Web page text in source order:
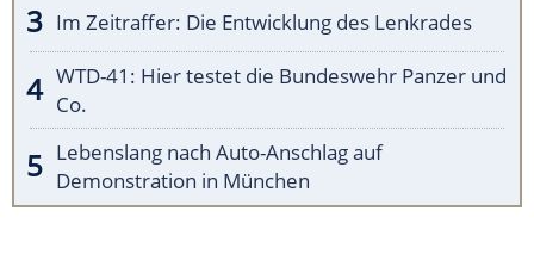
Im Zeitraffer: Die Entwicklung des Lenkrades
WTD-41: Hier testet die Bundeswehr Panzer und
Co.
Lebenslang nach Auto-Anschlag auf
Demonstration in München